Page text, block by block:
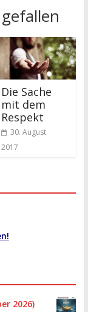
Die Sache
mit dem
Respekt
30. August
2017
2026)